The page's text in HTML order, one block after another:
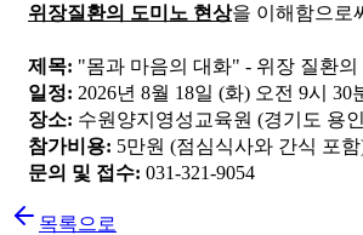
위장질환의 도미노 현상을 이해함으로
제목: "몸과 마음의 대화" - 위장 질환
일정: 2026년 8월 18일 (화) 오전 9시 30
장소: 수원양지영성교육원 (경기도 용
참가비용: 5만원 (점심식사와 간식 포
문의 및 접수: 031-321-9054
목록으로